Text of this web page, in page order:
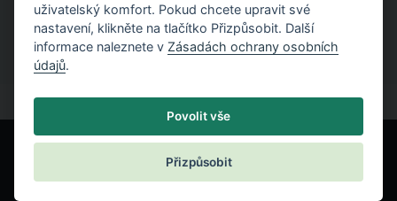
uživatelský komfort. Pokud chcete upravit své
nastavení, klikněte na tlačítko Přizpůsobit. Další
informace naleznete v Zásadách ochrany osobních
údajů.
Povolit vše
Přizpůsobit